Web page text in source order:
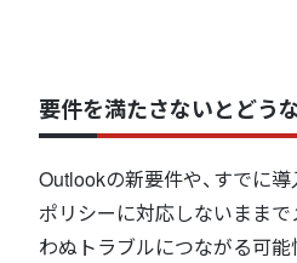
要件を満たさないとどう
Outlookの新要件や、すでに
ポリシーに対応しないまま
わぬトラブルにつながる可